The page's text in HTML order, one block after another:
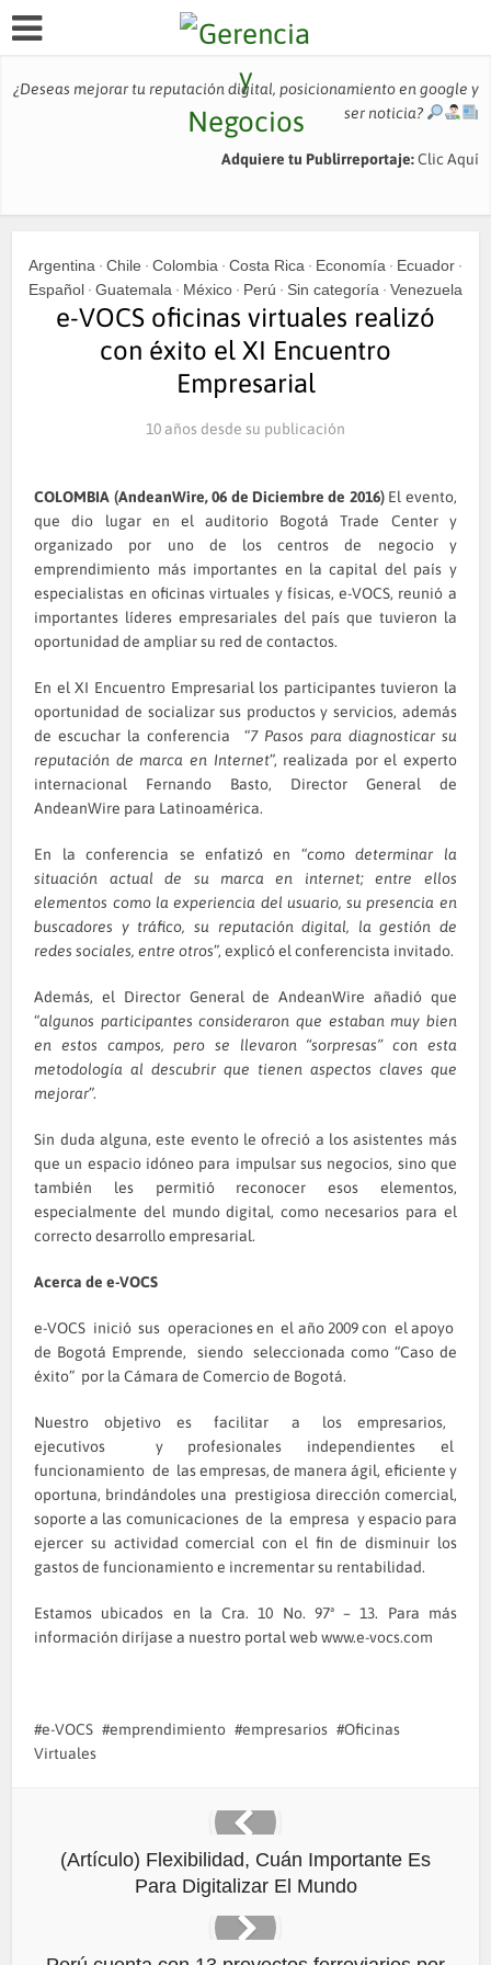
¿Deseas mejorar tu reputación digital, posicionamiento en google y
ser noticia?
Adquiere tu Publirreportaje:Clic Aquí
Argentina • Chile • Colombia • Costa Rica • Economía • Ecuador •
Español • Guatemala • México • Perú • Sin categoría • Venezuela
e-VOCS oficinas virtuales realizó
con éxito el XI Encuentro
Empresarial
10 años desde su publicación
COLOMBIA (AndeanWire, 06 de Diciembre de 2016) El evento,
que dio lugar en el auditorio Bogotá Trade Center y
organizado por uno de los centros de negocio y
emprendimiento más importantes en la capital del país y
especialistas en oficinas virtuales y físicas, e-VOCS, reunió a
importantes líderes empresariales del país que tuvieron la
oportunidad de ampliar su red de contactos.
En el XI Encuentro Empresarial los participantes tuvieron la
oportunidad de socializar sus productos y servicios, además
de escuchar la conferencia “7 Pasos para diagnosticar su
reputación de marca en Internet”, realizada por el experto
internacional Fernando Basto, Director General de
AndeanWire para Latinoamérica.
En la conferencia se enfatizó en “como determinar la
situación actual de su marca en internet; entre ellos
elementos como la experiencia del usuario, su presencia en
buscadores y tráfico, su reputación digital, la gestión de
redes sociales, entre otros”, explicó el conferencista invitado.
Además, el Director General de AndeanWire añadió que
“algunos participantes consideraron que estaban muy bien
en estos campos, pero se llevaron “sorpresas” con esta
metodología al descubrir que tienen aspectos claves que
mejorar”.
Sin duda alguna, este evento le ofreció a los asistentes más
que un espacio idóneo para impulsar sus negocios, sino que
también les permitió reconocer esos elementos,
especialmente del mundo digital, como necesarios para el
correcto desarrollo empresarial.
Acerca de e-VOCS
e-VOCS inició sus operaciones en el año 2009 con el apoyo
de Bogotá Emprende, siendo seleccionada como “Caso de
éxito” por la Cámara de Comercio de Bogotá.
Nuestro objetivo es facilitar a los empresarios,
ejecutivos y profesionales independientes el
funcionamiento de las empresas, de manera ágil, eficiente y
oportuna, brindándoles una prestigiosa dirección comercial,
soporte a las comunicaciones de la empresa y espacio para
ejercer su actividad comercial con el fin de disminuir los
gastos de funcionamiento e incrementar su rentabilidad.
Estamos ubicados en la Cra. 10 No. 97ª – 13. Para más
información diríjase a nuestro portal webwww.e-vocs.com
e-VOCS emprendimiento empresarios
Oficinas
Virtuales
(Artículo) Flexibilidad, Cuán Importante Es
Para Digitalizar El Mundo